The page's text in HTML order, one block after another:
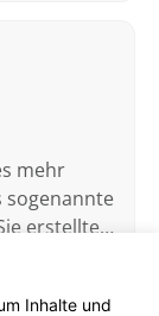
mehr
sogenannte
erstellten
Inhalte und